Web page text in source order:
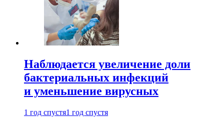
Наблюдается увеличение доли
бактериальных инфекций
и уменьшение вирусных
1 год спустя1 год спустя